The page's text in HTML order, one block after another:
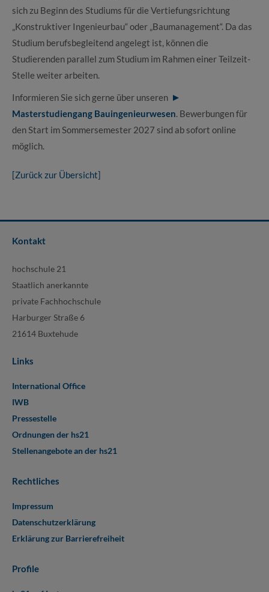
sich zu Beginn des Studiums für die Vertiefungsrichtung
„Konstruktiver Ingenieurbau“ oder „Baumanagement“. Da das
Studium berufsbegleitend angelegt ist, können die
Studierenden parallel zum Studium im Rahmen einer Teilzeit-
Stelle weiter arbeiten.
Informieren Sie sich gerne über unseren
Masterstudiengang Bauingenieurwesen. Bewerbungen für
den Start im Sommersemester 2027 sind ab sofort online
möglich.
[Zurück zur Übersicht]
Kontakt
hochschule 21
Staatlich anerkannte
private Fachhochschule
Harburger Straße 6
21614 Buxtehude
Links
International Office
IWB
Pressestelle
Ordnungen der hs21
Stellenangebote an der hs21
Rechtliches
Impressum
Datenschutzerklärung
Erklärung zur Barrierefreiheit
Profile